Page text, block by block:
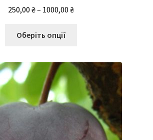
250,00 ₴– 1000,00 ₴Діапазон
1000,00 ₴
Оберіть опції
кілька
варіантів.
Параметри
можна
вибрати
на